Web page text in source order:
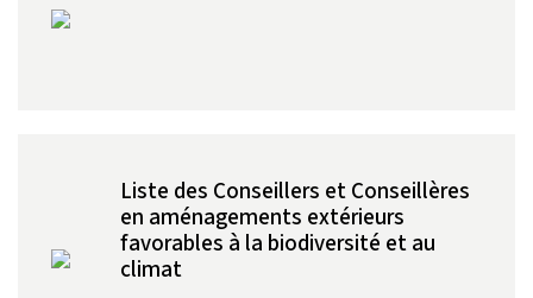
Liste des Conseillers et Conseillères
en aménagements extérieurs
favorables à la biodiversité et au
climat